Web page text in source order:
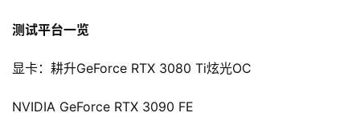
测试平台一览
显卡：耕升GeForce RTX 3080 Ti炫光OC
NVIDIA GeForce RTX 3090 FE